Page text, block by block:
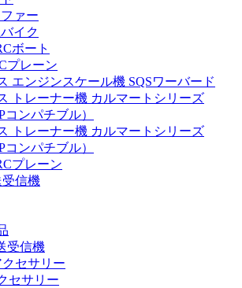
ァー
イク
ボート
プレーン
エンジンスケール機 SQSワーバード
トレーナー機 カルマートシリーズ
コンパチブル）
トレーナー機 カルマートシリーズ
コンパチブル）
プレーン
受信機
受信機
クセサリー
セサリー